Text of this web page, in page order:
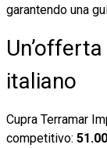
garantendo una
italiano
Cupra Terramar
competitivo: